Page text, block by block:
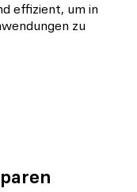
effizient, um in
zu